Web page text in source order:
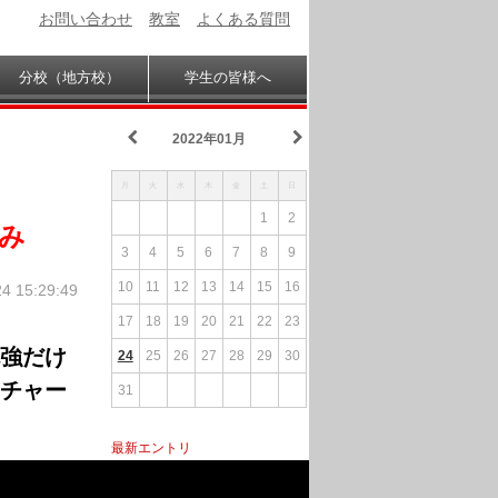
お問い合わせ 教室 よくある質問
分校（地方校） 学生の皆様へ
15:29:49
だけ
ャー
2022年01月
1 2
3 4 5 6 7 8 9
10 11 12 13 14 15 16
17 18 19 20 21 22 23
24 25 26 27 28 29 30
31
最新エントリ